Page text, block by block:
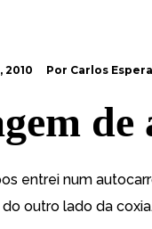
2010 Por Carlos
entrei num
outro lado da